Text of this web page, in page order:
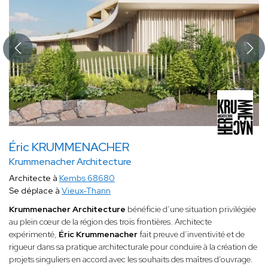
Éric KRUMMENACHER
Krummenacher Architecture
Architecte à Kembs 68680
Se déplace à Vieux-Thann
Krummenacher Architecture bénéficie d’une situation privilégiée
au plein cœur de la région des trois frontières. Architecte
expérimenté, Éric Krummenacherfait preuve d’inventivité et de
rigueur dans sa pratique architecturale pour conduire à la création de
projets singuliers en accord avec les souhaits des maîtres d’ouvrage.